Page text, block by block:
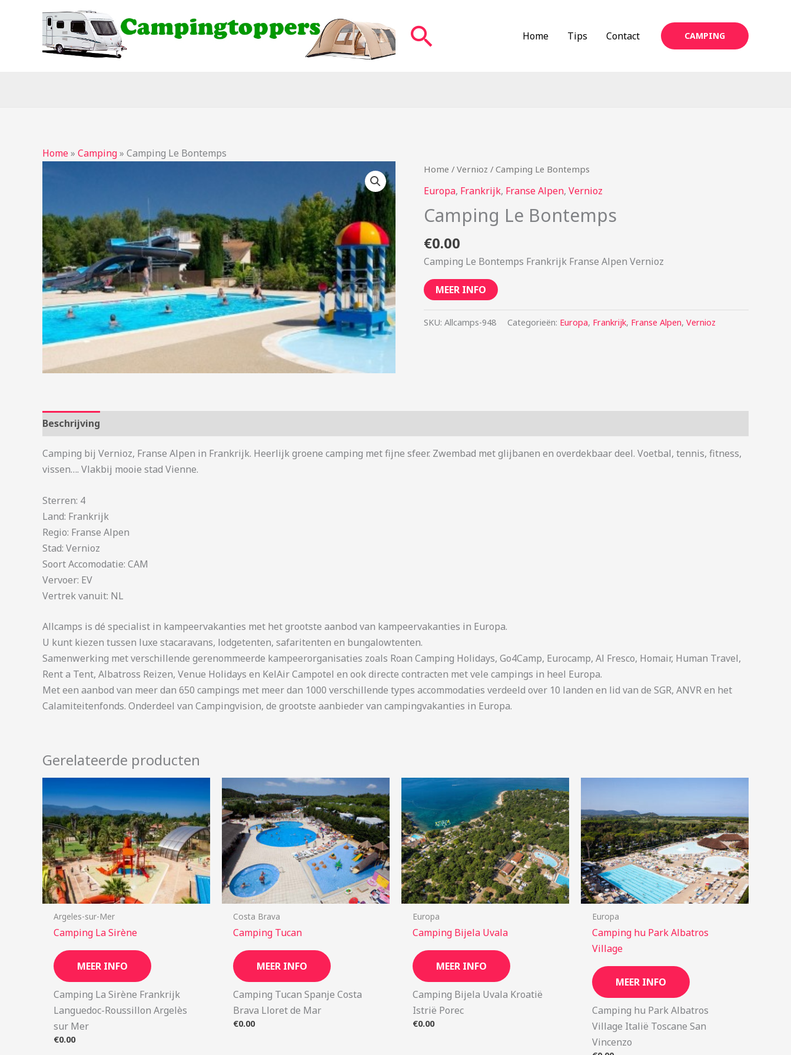
Zoeken Home Tips Contact CAMPING
Home» Camping» Camping Le Bontemps
Home / Vernioz / Camping Le Bontemps
Europa, Frankrijk, Franse Alpen, Vernioz
Camping Le Bontemps
€0.00
Camping Le Bontemps Frankrijk Franse Alpen Vernioz
MEER INFO
SKU: Allcamps-948 Categorieën: Europa, Frankrijk, Franse Alpen, Vernioz
Beschrijving
Camping bij Vernioz, Franse Alpen in Frankrijk. Heerlijk groene camping met fijne sfeer. Zwembad met glijbanen en overdekbaar deel. Voetbal, tennis, fitness,
vissen…. Vlakbij mooie stad Vienne.
Sterren: 4
Land: Frankrijk
Regio: Franse Alpen
Stad: Vernioz
Soort Accomodatie: CAM
Vervoer: EV
Vertrek vanuit: NL
Allcamps is dé specialist in kampeervakanties met het grootste aanbod van kampeervakanties in Europa.
U kunt kiezen tussen luxe stacaravans, lodgetenten, safaritenten en bungalowtenten.
Samenwerking met verschillende gerenommeerde kampeerorganisaties zoals Roan Camping Holidays, Go4Camp, Eurocamp, Al Fresco, Homair, Human Travel,
Rent a Tent, Albatross Reizen, Venue Holidays en KelAir Campotel en ook directe contracten met vele campings in heel Europa.
Met een aanbod van meer dan 650 campings met meer dan 1000 verschillende types accommodaties verdeeld over 10 landen en lid van de SGR, ANVR en het
Calamiteitenfonds. Onderdeel van Campingvision, de grootste aanbieder van campingvakanties in Europa.
Gerelateerde producten
Argeles-sur-Mer
Camping La Sirène
MEER INFO
Camping La Sirène Frankrijk
Languedoc-Roussillon Argelès
sur Mer
€0.00
Costa Brava
Camping Tucan
MEER INFO
Camping Tucan Spanje Costa
Brava Lloret de Mar
€0.00
Europa
Camping Bijela Uvala
MEER INFO
Camping Bijela Uvala Kroatië
Istrië Porec
€0.00
Europa
Camping hu Park Albatros
Village
MEER INFO
Camping hu Park Albatros
Village Italië Toscane San
Vincenzo